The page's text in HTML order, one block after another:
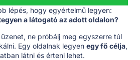
lépés, hogy egyértelmű legyen:
a látogató az adott oldalon?
ne próbálj meg egyszerre túl
Egy oldalnak legyen egy fő célja,
látni és érteni lehet.